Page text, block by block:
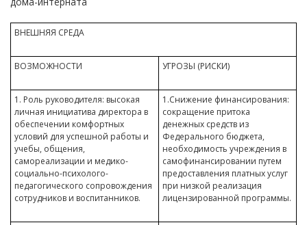
ВНЕШНЯЯ СРЕДА
ВОЗМОЖНОСТИ УГРОЗЫ (РИСКИ)
1. Роль руководителя: высокая
личная инициатива директора в
обеспечении комфортных
условий для успешной работы и
учебы, общения,
самореализации и медико-
социально-психолого-
педагогического сопровождения
сотрудников и воспитанников.
1.Снижение финансирования:
сокращение притока
денежных средств из
Федерального бюджета,
необходимость учреждения в
самофинансировании путем
предоставления платных услуг
при низкой реализация
лицензированной программы.